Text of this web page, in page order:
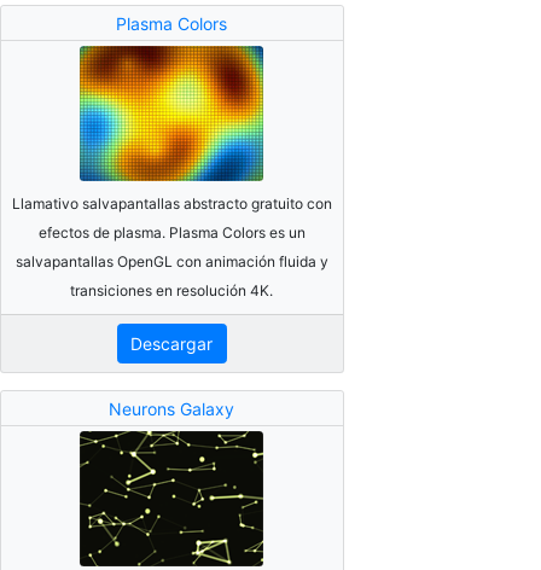
Plasma Colors
Llamativo salvapantallas abstracto gratuito con
efectos de plasma. Plasma Colors es un
salvapantallas OpenGL con animación fluida y
transiciones en resolución 4K.
Descargar
Neurons Galaxy